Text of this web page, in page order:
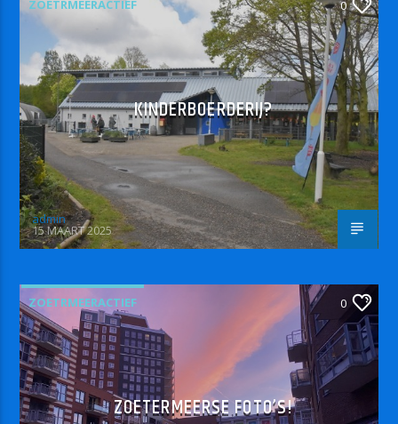
ZOETRMEERACTIEF 0
KINDERBOERDERIJ?
admin
15 MAART 2025
ZOETRMEERACTIEF 0
ZOETERMEERSE FOTO’S!